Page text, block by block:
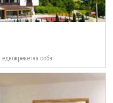
еднокреветна соба